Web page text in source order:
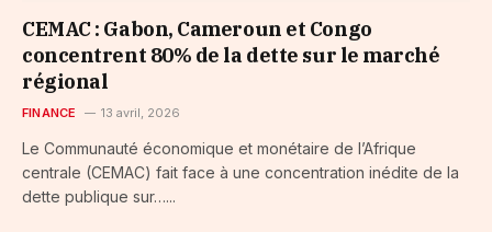
CEMAC : Gabon, Cameroun et Congo
concentrent 80% de la dette sur le marché
régional
FINANCE 13 avril, 2026
Le Communauté économique et monétaire de l’Afrique
centrale (CEMAC) fait face à une concentration inédite de la
dette publique sur…...